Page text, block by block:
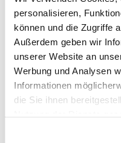
personalisieren,
können und die Zugriffe
Außerdem geben wir
unserer Website an
Werbung und Analysen
Informationen
die Sie ihnen
FPGSID juzo.com
juzo.com